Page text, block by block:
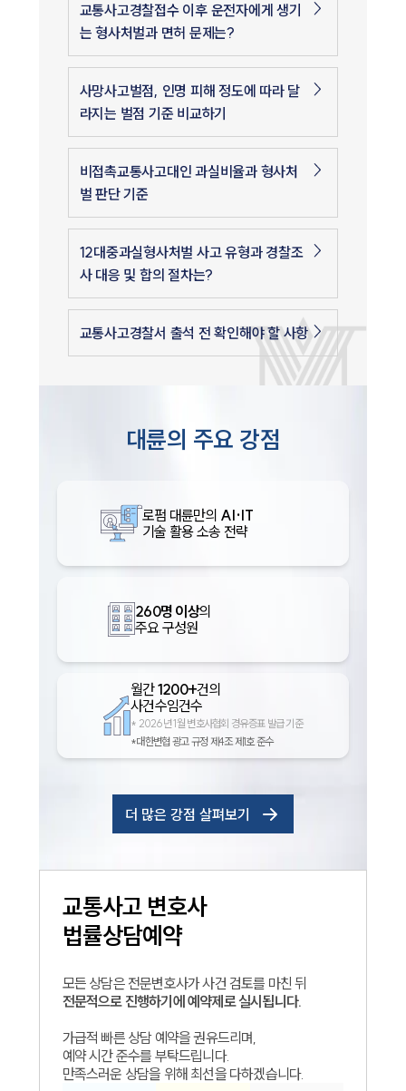
교통사고경찰접수 이후 운전자에게 생기
는 형사처벌과 면허 문제는?
사망사고벌점, 인명 피해 정도에 따라 달
라지는 벌점 기준 비교하기
비접촉교통사고대인 과실비율과 형사처
벌 판단 기준
12대중과실형사처벌 사고 유형과 경찰조
사 대응 및 합의 절차는?
교통사고경찰서 출석 전 확인해야 할 사항
대륜의 주요 강점
로펌 대륜만의 AI·IT
기술 활용 소송 전략
260명 이상의
주요 구성원
월간1200+건의
사건수임건수
* 2026년 1월 변호사협회 경유증표 발급 기준
*대한변협 광고 규정 제4조 제1호 준수
더 많은 강점 살펴보기
교통사고변호사
법률상담예약
모든 상담은 전문변호사가 사건 검토를 마친 뒤
전문적으로 진행하기에 예약제로 실시됩니다.
가급적 빠른 상담 예약을 권유드리며,
예약 시간 준수를 부탁드립니다.
만족스러운 상담을 위해 최선을 다하겠습니다.